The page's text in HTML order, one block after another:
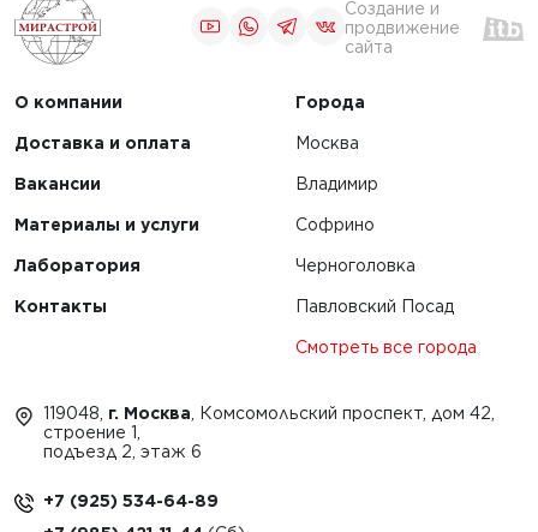
Создание и
продвижение
сайта
О компании
Доставка и оплата
Вакансии
Материалы и услуги
Лаборатория
Контакты
Города
Москва
Владимир
Софрино
Черноголовка
Павловский Посад
Смотреть все города
119048, г. Москва , Комсомольский проспект, дом 42,
строение 1,
подъезд 2, этаж 6
+7 (925) 534-64-89